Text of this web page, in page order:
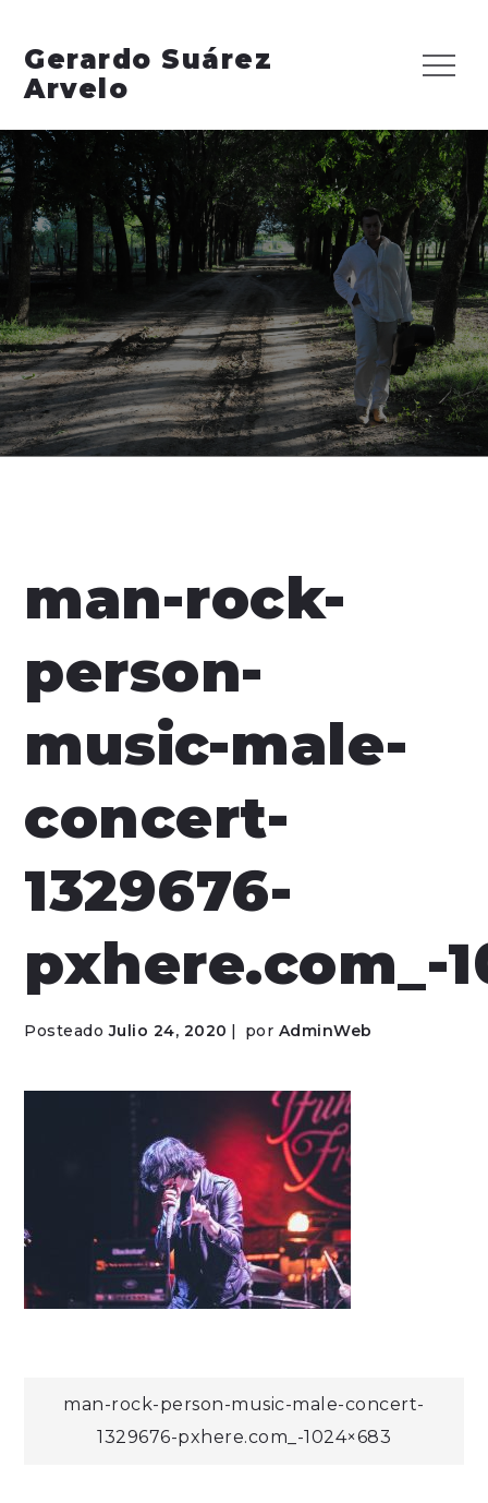
content
Gerardo Suárez
Arvelo
Menu
man-rock-
person-
music-male-
concert-
1329676-
pxhere.com_-
PosteadoJulio 24, 2020 por AdminWeb
Navegación
man-rock-person-music-male-concert-
1329676-pxhere.com_-1024×683